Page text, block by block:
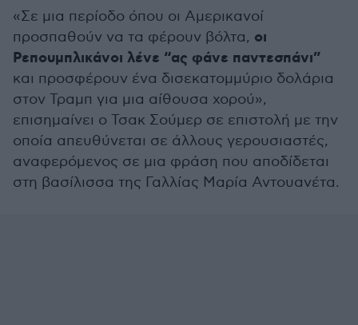
«Σε μια περίοδο όπου οι Αμερικανοί
προσπαθούν να τα φέρουν βόλτα, οι
Ρεπουμπλικάνοι λένε “ας φάνε παντεσπάνι”
και προσφέρουν ένα δισεκατομμύριο δολάρια
στον Τραμπ για μια αίθουσα χορού»,
επισημαίνει ο Τσακ Σούμερ σε επιστολή με την
οποία απευθύνεται σε άλλους γερουσιαστές,
αναφερόμενος σε μια φράση που αποδίδεται
στη βασίλισσα της Γαλλίας Μαρία Αντουανέτα.